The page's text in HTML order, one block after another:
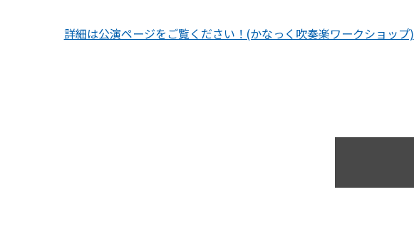
詳細は公演ページをご覧ください！(かなっく吹奏楽ワークショップ)